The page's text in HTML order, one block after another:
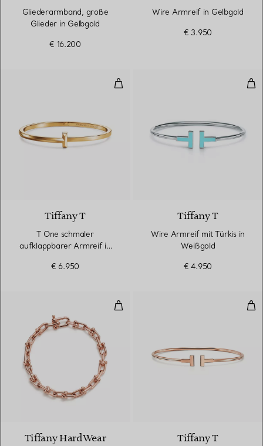
Gliederarmband, große
Glieder in Gelbgold
€ 16.200
Wire Armreif in Gelbgold
€ 3.950
T One schmaler aufklappbarer
Tiffany T
T One schmaler
aufklappbarer Armreif in
€ 6.950
Tiffany T
Wire Armreif mit Türkis in
Weißgold
€ 4.950
Kleines Gliederarmband in
Tiffany HardWear Tiffany T